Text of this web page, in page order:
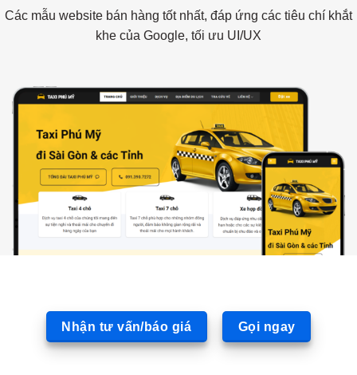
Các mẫu website bán hàng tốt nhất, đáp ứng các tiêu chí khắt
khe của Google, tối ưu UI/UX
Nhận tư vấn/báo giá Gọi ngay